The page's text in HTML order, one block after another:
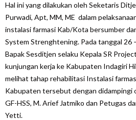
Hal ini yang dilakukan oleh Seketaris
Purwadi, Apt, MM, ME dalam
instalasi farmasi Kab/Kota bersumber
System Strenghtening. Pada tanggal 26
Bapak Sesditjen selaku Kepala SR
kunjungan kerja ke Kabupaten Indagiri
melihat tahap rehabilitasi Instalasi
Kabupaten tersebut dengan didampingi
GF-HSS, M. Arief Jatmiko dan Petugas
Yetti.